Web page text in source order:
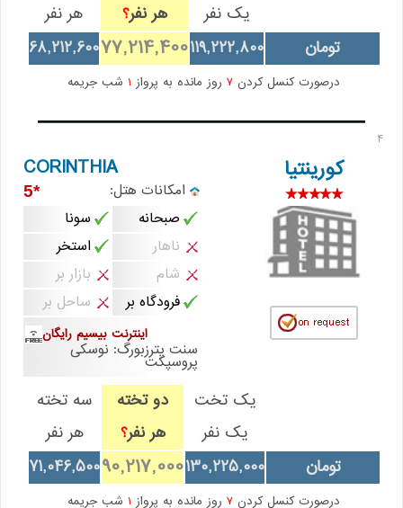
یک نفر
هر نفر؟
هر نفر
تومان
119,222,800
77,214,400
68,212,600
درصورت کنسل کردن 7 روز مانده به پرواز شب جریمه
4
کورینتیا CORINTHIA
امکانات هتل: *5
صبحانه
سونا
ناهار
استخر
شام
بازار بر
فرودگاه بر
ساحل بر
اینترنت بیسیم رایگان
سنت پترزبورگ: نوسکی
پروسپکت
یک تخت
یک نفر
دو تخته
هر نفر؟
سه تخته
هر نفر
تومان
130,225,000
90,217,000
71,046,500
درصورت کنسل کردن 7 روز مانده به پرواز شب جریمه